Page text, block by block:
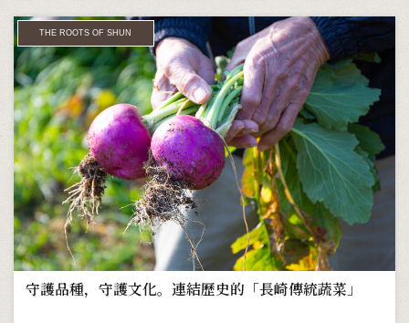
THE ROOTS OF SHUN
守護品種，守護文化。連結歷史的「長崎傳統蔬菜」